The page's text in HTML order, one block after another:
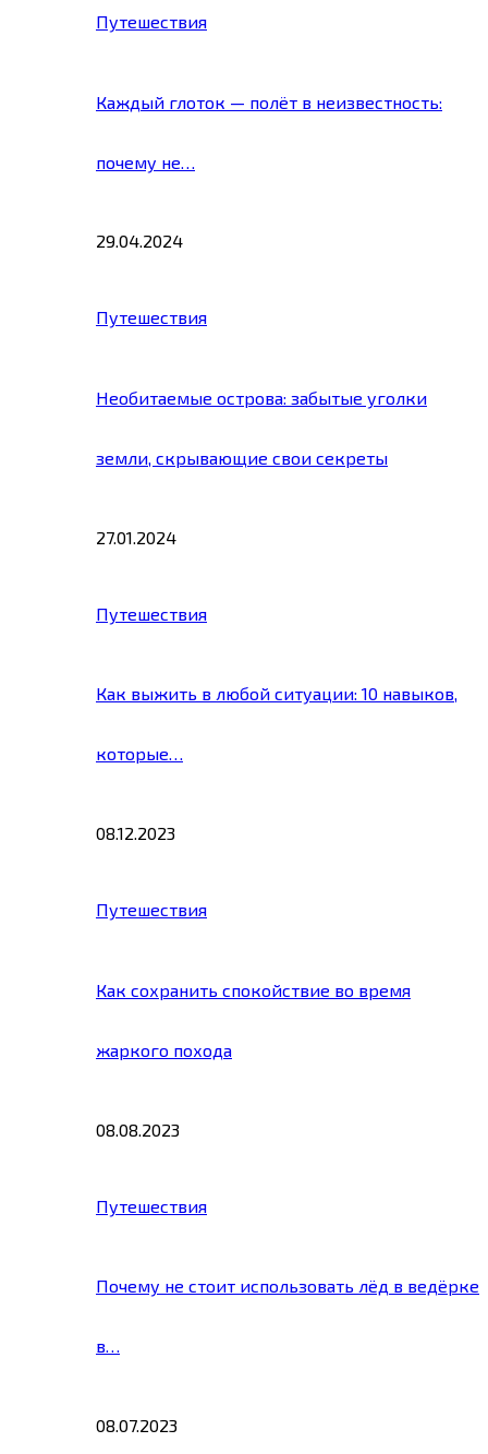
Путешествия
Каждый глоток — полёт в неизвестность:
почему не…
29.04.2024
Путешествия
Необитаемые острова: забытые уголки
земли, скрывающие свои секреты
27.01.2024
Путешествия
Как выжить в любой ситуации: 10 навыков,
которые…
08.12.2023
Путешествия
Как сохранить спокойствие во время
жаркого похода
08.08.2023
Путешествия
Почему не стоит использовать лёд в ведёрке
в…
08.07.2023